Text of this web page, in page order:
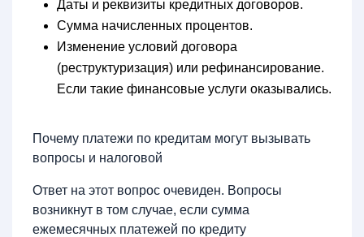
Даты и реквизиты кредитных договоров.
Сумма начисленных процентов.
Изменение условий договора
(реструктуризация) или рефинансирование.
Если такие финансовые услуги оказывались.
Почему платежи по кредитам могут вызывать
вопросы и налоговой
Ответ на этот вопрос очевиден. Вопросы
возникнут в том случае, если сумма
ежемесячных платежей по кредиту